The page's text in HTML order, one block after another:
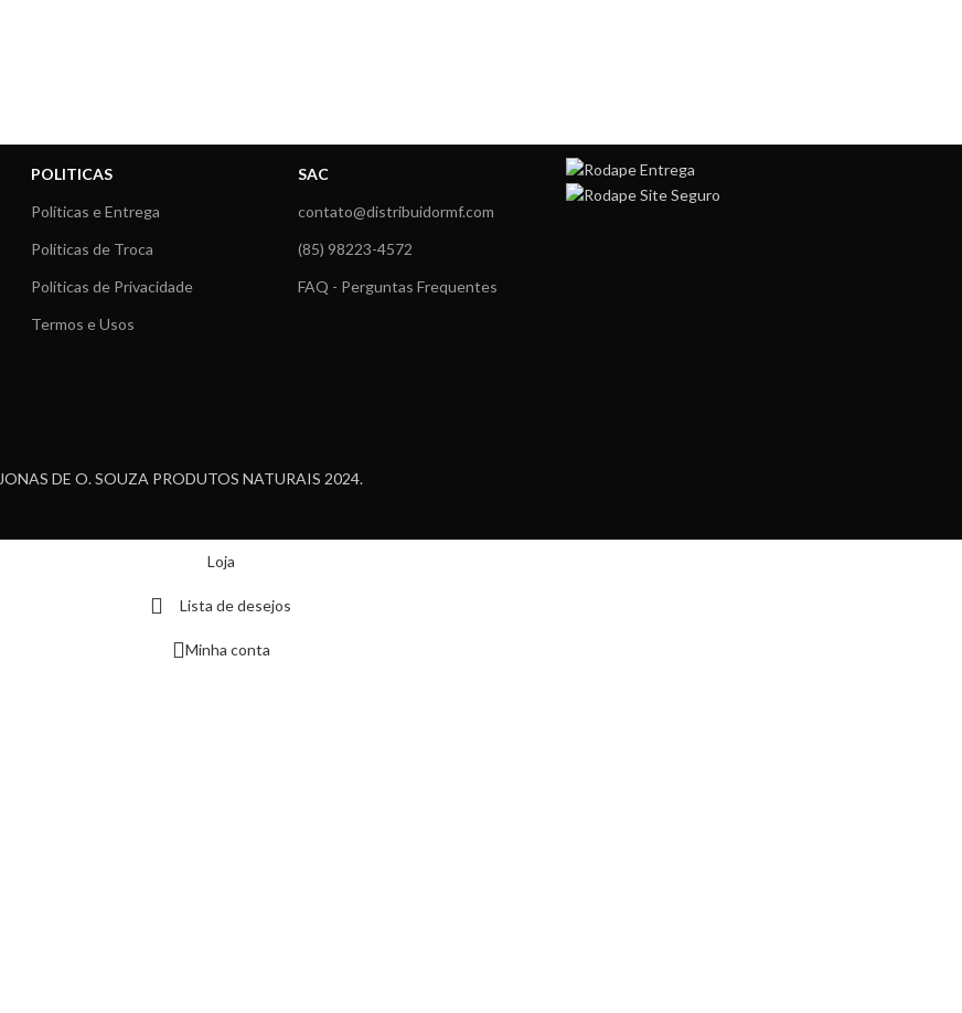
POLITICAS
Políticas e Entrega
Políticas de Troca
Políticas de Privacidade
Termos e Usos
SAC
contato@distribuidormf.com
(85) 98223-4572
FAQ - Perguntas Frequentes
JONAS DE O. SOUZA PRODUTOS NATURAIS 2024.
Loja
Lista de desejos
Minha conta